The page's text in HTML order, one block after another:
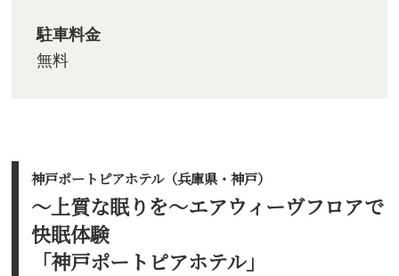
駐車料金
無料
神戸ポートピアホテル（兵庫県・神戸）
～上質な眠りを～エアウィーヴフロアで
快眠体験
「神戸ポートピアホテル」